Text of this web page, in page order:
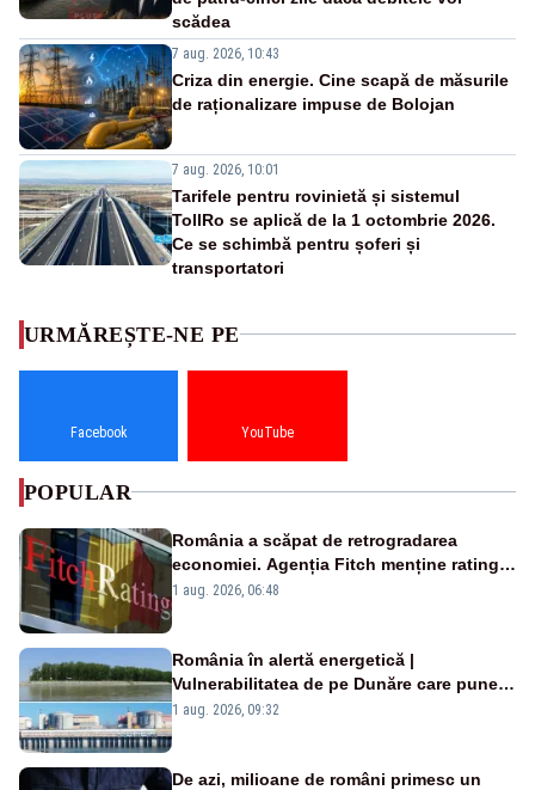
scădea
7 aug. 2026, 10:43
Criza din energie. Cine scapă de măsurile
de raționalizare impuse de Bolojan
7 aug. 2026, 10:01
Tarifele pentru rovinietă și sistemul
TollRo se aplică de la 1 octombrie 2026.
Ce se schimbă pentru șoferi și
transportatori
URMĂREȘTE-NE PE
Facebook YouTube
POPULAR
România a scăpat de retrogradarea
economiei. Agenția Fitch menține ratingul
„BBB-” cu perspectivă negativă
1 aug. 2026, 06:48
România în alertă energetică |
Vulnerabilitatea de pe Dunăre care pune
în pericol Centrala Cernavodă era
1 aug. 2026, 09:32
De azi, milioane de români primesc un